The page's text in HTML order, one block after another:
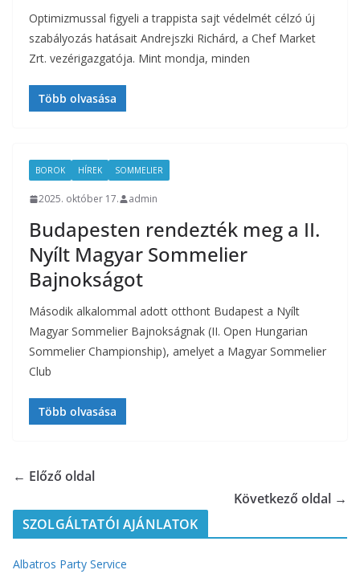
Optimizmussal figyeli a trappista sajt védelmét célzó új
szabályozás hatásait Andrejszki Richárd, a Chef Market
Zrt. vezérigazgatója. Mint mondja, minden
Több olvasása
BOROK HÍREK SOMMELIER
2025. október 17. admin
Budapesten rendezték meg a II.
Nyílt Magyar Sommelier
Bajnokságot
Második alkalommal adott otthont Budapest a Nyílt
Magyar Sommelier Bajnokságnak (II. Open Hungarian
Sommelier Championship), amelyet a Magyar Sommelier
Club
Több olvasása
← Előző oldal
Következő oldal →
SZOLGÁLTATÓI AJÁNLATOK
Albatros Party Service